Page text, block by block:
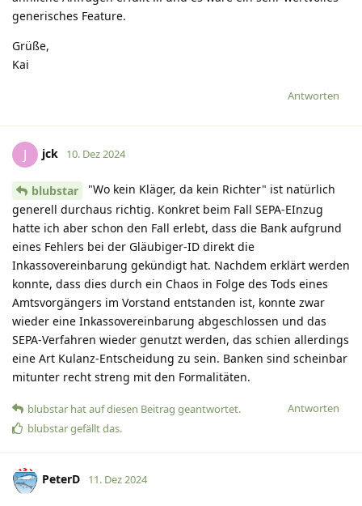
generisches Feature.
Grüße,
Kai
Antworten
J jck 10. Dez 2024
blubstar
"Wo kein Kläger, da kein Richter" ist natürlich
generell durchaus richtig. Konkret beim Fall SEPA-EInzug
hatte ich aber schon den Fall erlebt, dass die Bank aufgrund
eines Fehlers bei der Gläubiger-ID direkt die
Inkassovereinbarung gekündigt hat. Nachdem erklärt werden
konnte, dass dies durch ein Chaos in Folge des Tods eines
Amtsvorgängers im Vorstand entstanden ist, konnte zwar
wieder eine Inkassovereinbarung abgeschlossen und das
SEPA-Verfahren wieder genutzt werden, das schien allerdings
eine Art Kulanz-Entscheidung zu sein. Banken sind scheinbar
mitunter recht streng mit den Formalitäten.
Antworten
blubstar hatauf diesen Beitrag geantwortet.
blubstargefällt das.
PeterD 11. Dez 2024